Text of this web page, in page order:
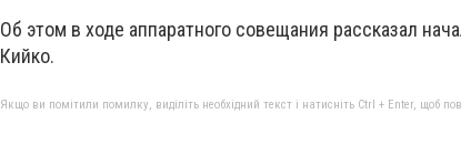
Об этом в ходе аппаратного совещания рассказал
Кийко.
Якщо ви помітили помилку, виділіть необхідний текст і натисніть Ctrl + Enter, щоб